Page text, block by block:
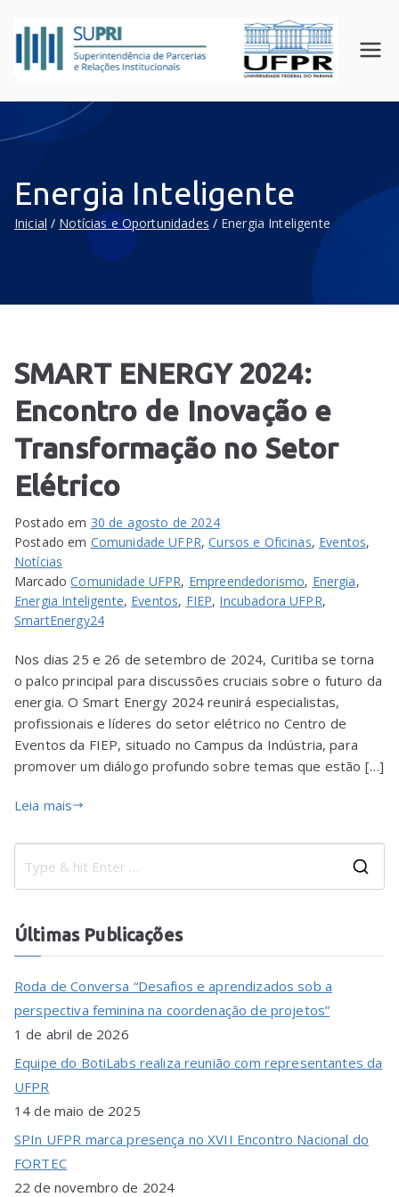
SUPR
Superin
cia de
Instituc
Energia Inteligente
Inicial Notícias e Oportunidades Energia Inteligente
SMART ENERGY 2024:
Encontro de Inovação e
Transformação no Setor
Elétrico
Postado em 30 de agosto de 2024
Postado em Comunidade UFPR,Cursos e Oficinas, Eventos,
Notícias
MarcadoComunidade UFPR, Empreendedorismo, Energia,
Energia Inteligente, Eventos, FIEP, Incubadora UFPR,
SmartEnergy24
Nos dias 25 e 26 de setembro de 2024, Curitiba se torna
o palco principal para discussões cruciais sobre o futuro da
energia. O Smart Energy 2024 reunirá especialistas,
profissionais e líderes do setor elétrico no Centro de
Eventos da FIEP, situado no Campus da Indústria, para
promover um diálogo profundo sobre temas que estão […]
Leia mais
Últimas Publicações
Roda de Conversa “Desafios e aprendizados sob a
perspectiva feminina na coordenação de projetos”
1 de abril de 2026
Equipe do BotiLabs realiza reunião com representantes da
UFPR
14 de maio de 2025
SPIn UFPR marca presença no XVII Encontro Nacional do
FORTEC
22 de novembro de 2024